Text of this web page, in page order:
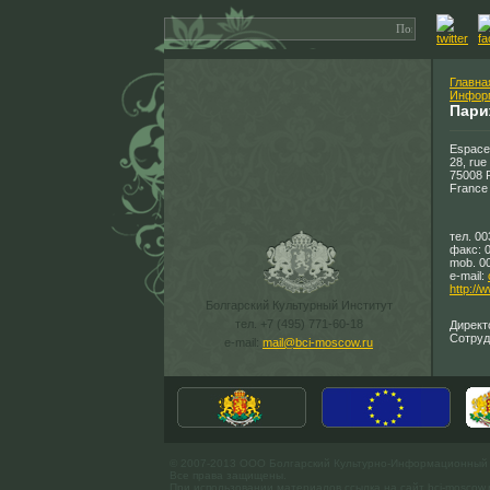
Болгарский Культурный Институт
тел. +7 (495) 771-60-18
e-mail: mail@bci-moscow.ru
28, rue
75008
France
тел.
факс:
mob.
e-mail:
http://